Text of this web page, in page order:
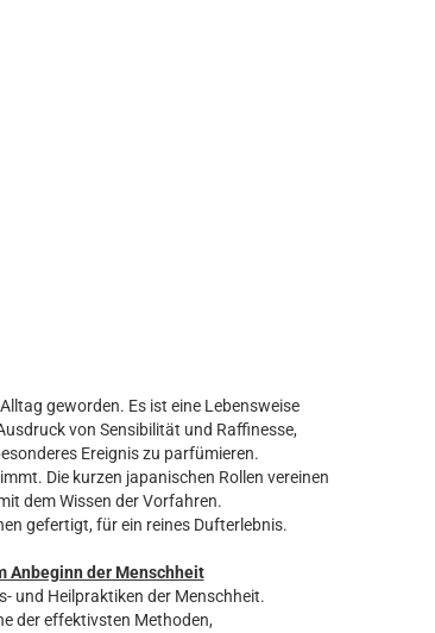
geworden. Es ist eine Lebensweise
von Sensibilität und Raffinesse,
Ereignis zu parfümieren.
Die kurzen japanischen Rollen vereinen
dem Wissen der Vorfahren.
gefertigt, für ein reines Dufterlebnis.
Anbeginn der Menschheit
und Heilpraktiken der Menschheit.
der effektivsten Methoden,